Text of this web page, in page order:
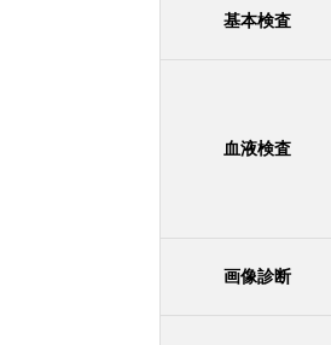
基本検査
血液検査
画像診断